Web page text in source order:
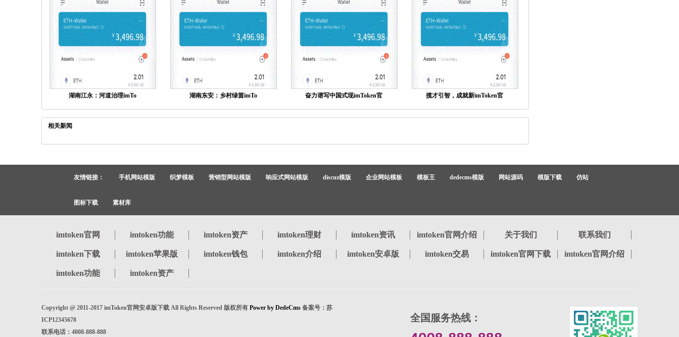
湖南江永：河道治理imTo 湖南东安：乡村绿茵imTo 奋力谱写中国式现imToken官 揽才引智，成就新imToken官
相关新闻
友情链接： 手机网站模版 织梦模板 营销型网站模版 响应式网站模版 discuz模版 企业网站模板 模板王 dedecms模版 网站源码 模版下载 仿站
图标下载 素材库
imtoken官网 imtoken功能 imtoken资产 imtoken理财 imtoken资讯 imtoken官网介绍 关于我们 联系我们
imtoken下载 imtoken苹果版 imtoken钱包 imtoken介绍 imtoken安卓版 imtoken交易 imtoken官网下载 imtoken官网介绍
imtoken功能 imtoken资产
Copyright @ 2011-2017 imToken官网安卓版下载 All Rights Reserved 版权所有 Power by DedeCms 备案号：苏
ICP12345678
联系电话：4008-888-888
全国服务热线：